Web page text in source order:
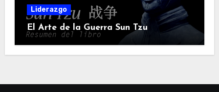
Liderazgo
El Arte de la Guerra Sun Tzu